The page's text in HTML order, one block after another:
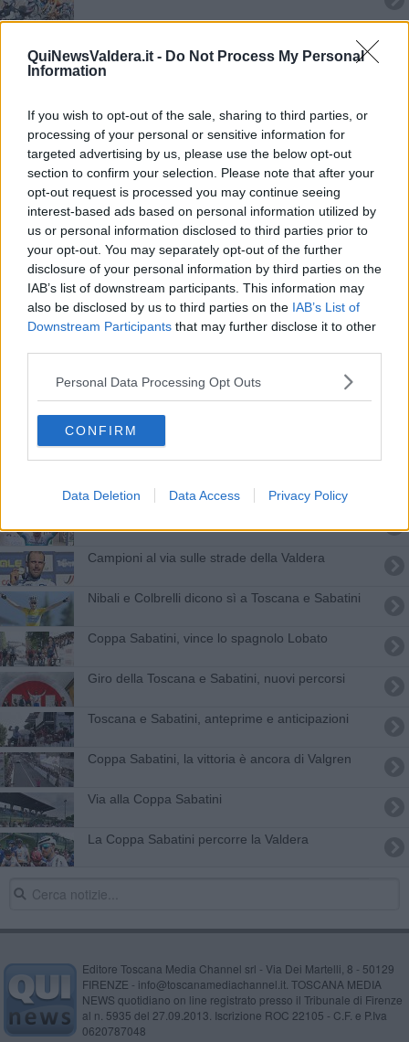
QuiNewsValdera.it - Do Not Process My Personal
Information
If you wish to opt-out of the sale, sharing to third parties, or
processing of your personal or sensitive information for
targeted advertising by us, please use the below opt-out
section to confirm your selection. Please note that after your
opt-out request is processed you may continue seeing
interest-based ads based on personal information utilized by
us or personal information disclosed to third parties prior to
your opt-out. You may separately opt-out of the further
disclosure of your personal information by third parties on the
IAB’s list of downstream participants. This information may
also be disclosed by us to third parties on the IAB’s List of
Downstream Participants that may further disclose it to other
Personal Data Processing Opt Outs
CONFIRM
Data Deletion Data Access Privacy Policy
nelle gambe
Colbrelli, "Giro e Sabatini da divertirsi"
Coppa Sabatini, vince Pasqualon in volata -
VIDEO
Sabatini, primo elenco di corridori
Altro giro, altra corsa con la Coppa Sabatini
La Coppa Sabatini, è ancora grande ciclismo
Scatta l'edizione 63 della Coppa Sabatini
Giro della Toscana, doppio successo di Martin
Coppa Sabatini, esce Nibali c'è il Team Sky
La Sabatini emoziona ed è pronta per la Pro
Campioni al via sulle strade della Valdera
Nibali e Colbrelli dicono sì a Toscana e Sabatini
Coppa Sabatini, vince lo spagnolo Lobato
Giro della Toscana e Sabatini, nuovi percorsi
Toscana e Sabatini, anteprime e anticipazioni
Coppa Sabatini, la vittoria è ancora di Valgren
Via alla Coppa Sabatini
La Coppa Sabatini percorre la Valdera
Editore Toscana Media Channel srl - Via Dei Martelli, 8 - 50129
FIRENZE - info@toscanamediachannel.it. TOSCANA MEDIA
NEWS quotidiano on line registrato presso il Tribunale di Firenze
al n. 5935 del 27.09.2013. Iscrizione ROC 22105 - C.F. e P.Iva
0620787048